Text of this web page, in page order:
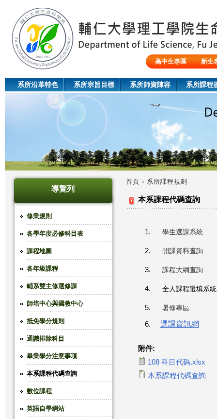
高中生專區
新生
系所沿革特色 系所宗旨目標 系所師資陣容 系所課程
導覽列
修業規則
各學年度必修科目表
課程地圖
各年級課程
輔系雙主修選修課
師培中心與國教中心
抵免學分規則
通識排除科目
畢業學分注意事項
本系課程代碼查詢
數位課程
英語自學網站
您
首頁 › 系所課程規劃
本系課程代碼查詢
學生選課系統
開課資料查詢
課程大綱查詢
全人課程選填系統
暑修專區
選課資訊網
附件:
108 科目代碼.xlsx
本系課程代碼查詢